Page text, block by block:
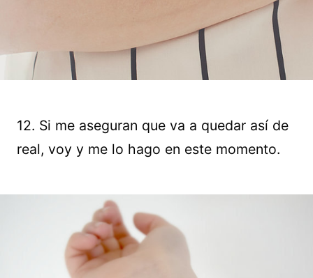
12. Si me aseguran que va a quedar así de
real, voy y me lo hago en este momento.